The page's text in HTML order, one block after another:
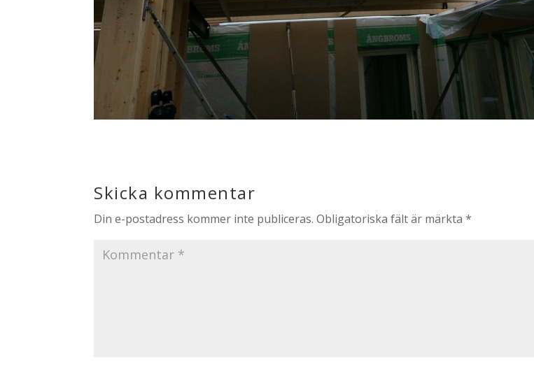
Skicka kommentar
Din e-postadress kommer inte publiceras. Obligatoriska fält är märkta*